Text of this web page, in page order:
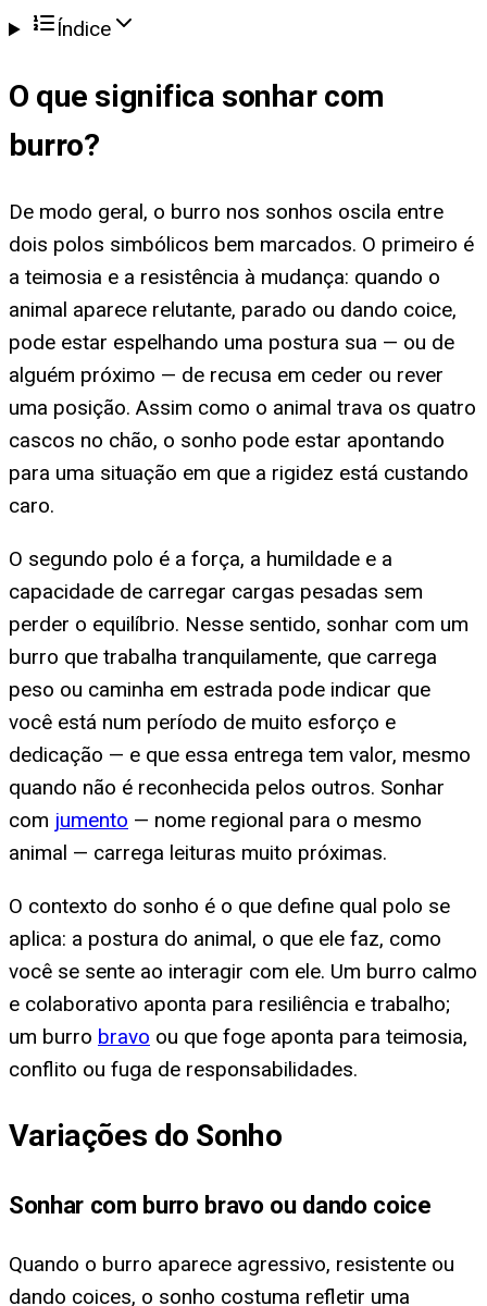
Índice
O que significa sonhar com
burro?
De modo geral, o burro nos sonhos oscila entre
dois polos simbólicos bem marcados. O primeiro é
a teimosia e a resistência à mudança: quando o
animal aparece relutante, parado ou dando coice,
pode estar espelhando uma postura sua — ou de
alguém próximo — de recusa em ceder ou rever
uma posição. Assim como o animal trava os quatro
cascos no chão, o sonho pode estar apontando
para uma situação em que a rigidez está custando
caro.
O segundo polo é a força, a humildade e a
capacidade de carregar cargas pesadas sem
perder o equilíbrio. Nesse sentido, sonhar com um
burro que trabalha tranquilamente, que carrega
peso ou caminha em estrada pode indicar que
você está num período de muito esforço e
dedicação — e que essa entrega tem valor, mesmo
quando não é reconhecida pelos outros. Sonhar
com jumento — nome regional para o mesmo
animal — carrega leituras muito próximas.
O contexto do sonho é o que define qual polo se
aplica: a postura do animal, o que ele faz, como
você se sente ao interagir com ele. Um burro calmo
e colaborativo aponta para resiliência e trabalho;
um burro bravo ou que foge aponta para teimosia,
conflito ou fuga de responsabilidades.
Variações do Sonho
Sonhar com burro bravo ou dando coice
Quando o burro aparece agressivo, resistente ou
dando coices, o sonho costuma refletir uma